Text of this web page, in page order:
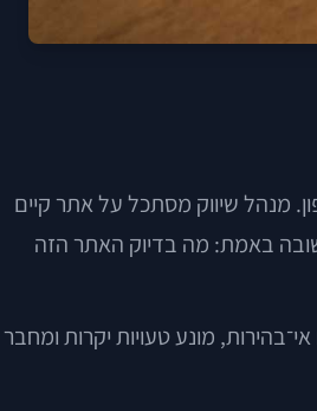
מנהל שיווק מסתכל על אתר קיים
באמת: מה בדיוק האתר הזה
מונע טעויות יקרות ומחבר